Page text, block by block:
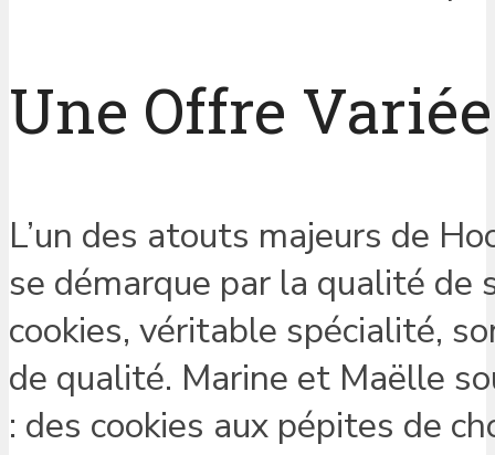
Une Offre
L’un des atouts majeurs de
se démarque par la qualité de
cookies, véritable spécialité,
de qualité. Marine et Maëlle
: des cookies aux pépites de